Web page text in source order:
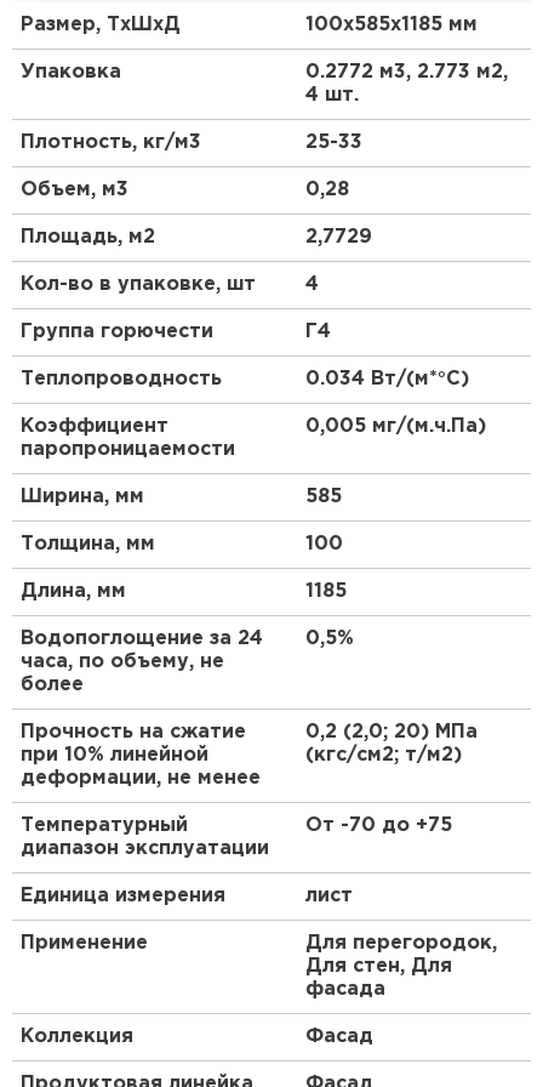
изготавливаемый методом экструзии из
водопоглощение, высокая прочность,
экологичность и низкая теплопроводность -
ПЕНОПЛЭКС® по сравнению с другими
материалами.
Область применения
Используется для утепления внешних и
внутренних ограждающих конструкций
(теплоизоляция стен, перегородок, фасадных
систем). Плиты имеют фрезерованную
поверхность, что улучшает адгезию штукатурных
и клеевых составов к поверхности материала и
сокращает сроки выполнения штукатурных работ.
Преимущества
структура из герметичных ячеек)
Высокая прочность на сжатие и изгиб
Абсолютная биостойкость
Долговечность
Экологичность
Размер, ТхШхД 100х585х1185 мм
Упаковка
0.2772 м3, 2.773 м2,
4 шт.
Плотность, кг/м3 25-33
Объем, м3 0,28
Площадь, м2 2,7729
Кол-во в упаковке, шт 4
Группа горючести Г4
Теплопроводность 0.034 Вт/(м*°C)
Коэффициент
паропроницаемости
0,005 мг/(м.ч.Па)
Ширина, мм 585
Толщина, мм 100
Длина, мм 1185
Водопоглощение за 24
часа, по объему, не
более
0,5%
Прочность на сжатие
при 10% линейной
деформации, не менее
0,2 (2,0; 20) МПа
(кгс/см2; т/м2)
Температурный
диапазон эксплуатации
От -70 до +75
Единица измерения лист
Применение
Для перегородок,
Для стен, Для
фасада
Коллекция Фасад
Утеплитель Тимплэкс
ПЕРЕЙТИ
Утеплитель Изовол
ПЕРЕЙТИ
Утеплитель Basfiber
Утеплитель Термит
Утеплитель Теплекс
Утеплитель Изомин
Рулонная кровля Брит
Утеплитель Термит
Утеплитель Isotec
Утеплитель Ruspanel
Утеплитель Брит
Утеплитель Basfiber
Утеплитель Xotpipe